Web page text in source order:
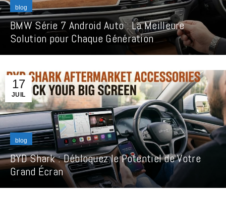
blog
BMW Série 7 Android Auto : La Meilleure
Solution pour Chaque Génération
17
JUIL
blog
BYD Shark : Débloquez le Potentiel de Votre
Grand Écran